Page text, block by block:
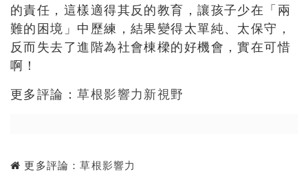
的責任，這樣適得其反的教育，讓孩子少在「兩
難的困境」中歷練，結果變得太單純、太保守，
反而失去了進階為社會棟樑的好機會，實在可惜
啊！
更多評論：草根影響力新視野
更多評論：草根影響力